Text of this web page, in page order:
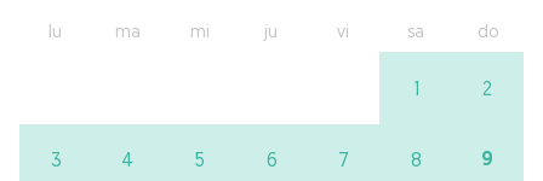
lu ma mi ju vi sa do
1 2
3 4 5 6 7 8 9